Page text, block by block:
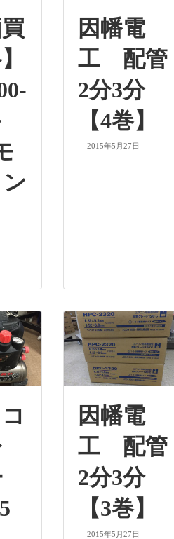
因幡電
工 配管
2分3分
【4巻】
2015年5月27日
因幡電
工 配管
2分3分
【3巻】
2015年5月27日